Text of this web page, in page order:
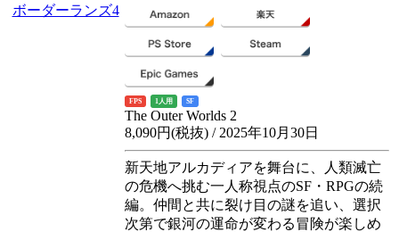
ボーダーランズ4
FPS 1人用 SF
The Outer Worlds 2
8,090円(税抜) / 2025年10月30日
新天地アルカディアを舞台に、人類滅亡
の危機へ挑む一人称視点のSF・RPGの続
編。仲間と共に裂け目の謎を追い、選択
次第で銀河の運命が変わる冒険が楽しめ